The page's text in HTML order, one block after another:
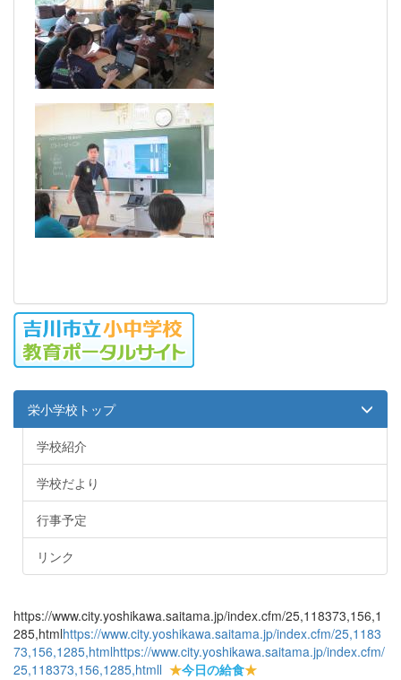
栄小学校トップ
学校紹介
学校だより
行事予定
リンク
https://www.city.yoshikawa.saitama.jp/index.cfm/25,118373,156,1
285,htmlhttps://www.city.yoshikawa.saitama.jp/index.cfm/25,1183
73,156,1285,htmlhttps://www.city.yoshikawa.saitama.jp/index.cfm/
25,118373,156,1285,htmll ★今日の給食★